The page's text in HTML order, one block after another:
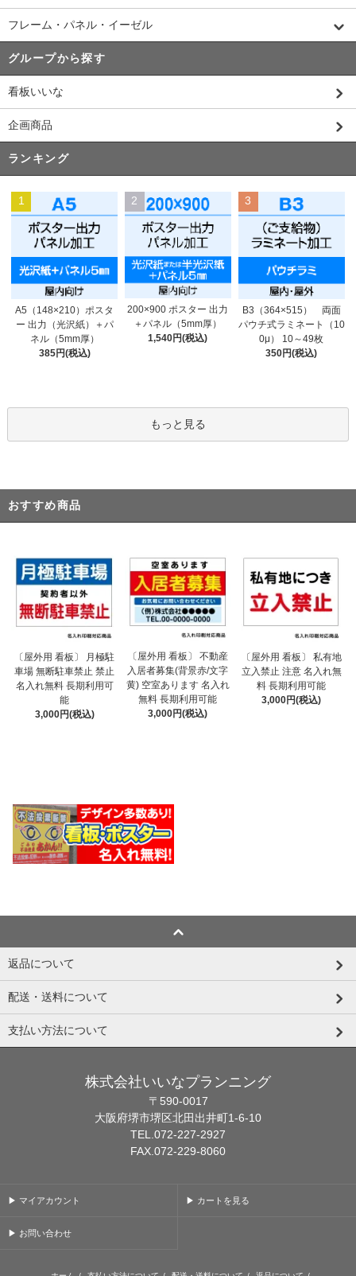
フレーム・パネル・イーゼル
グループから探す
看板いいな
企画商品
ランキング
1
A5（148×210）ポスタ
ー 出力（光沢紙）＋パ
ネル（5mm厚）
385円(税込)
2
200×900 ポスター 出力
＋パネル（5mm厚）
1,540円(税込)
3
B3（364×515） 両面
パウチ式ラミネート（10
0μ） 10～49枚
350円(税込)
もっと見る
おすすめ商品
〔屋外用 看板〕 月極駐
車場 無断駐車禁止 禁止
名入れ無料 長期利用可
能
3,000円(税込)
〔屋外用 看板〕 不動産
入居者募集(背景赤/文字
黄) 空室あります 名入れ
無料 長期利用可能
3,000円(税込)
〔屋外用 看板〕 私有地
立入禁止 注意 名入れ無
料 長期利用可能
3,000円(税込)
返品について
配送・送料について
支払い方法について
株式会社いいなプランニング
〒590-0017
大阪府堺市堺区北田出井町1-6-10
TEL.072-227-2927
FAX.072-229-8060
▶ マイアカウント ▶ カートを見る
▶ お問い合わせ